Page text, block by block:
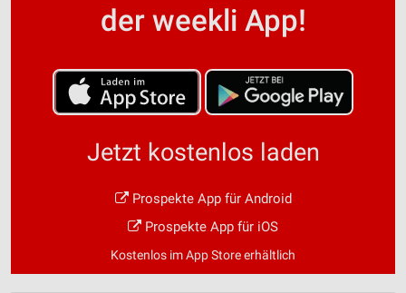
der weekli App!
Jetzt kostenlos laden
Prospekte App für Android
Prospekte App für iOS
Kostenlos im App Store erhältlich